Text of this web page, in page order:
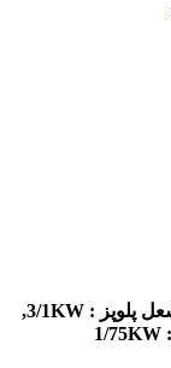
توان حرارتی: مشعل بزرگ : 2/3KW, مشعل پلوپز : 3/1KW,